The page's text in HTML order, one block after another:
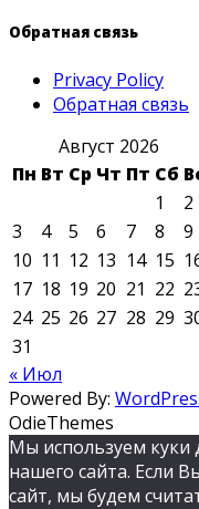
Обратная связь
Privacy Policy
Обратная связь
Август 2026
Пн Вт Ср Чт Пт Сб
1
2
3
4 5 6 7 8
9
10 11 12 13 14 15
17 18 19 20 21 22
24 25 26 27 28 29
31
« Июл
Powered By:
OdieThemes
Мы используем куки
нашего сайта. Если
сайт, мы будем